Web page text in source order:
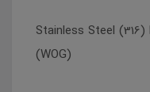
Stainless Steel (316)
(WOG)